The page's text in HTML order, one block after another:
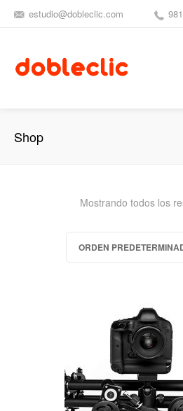
estudio@dobleclic.com
Shop
Mostrando todos los
ORDEN